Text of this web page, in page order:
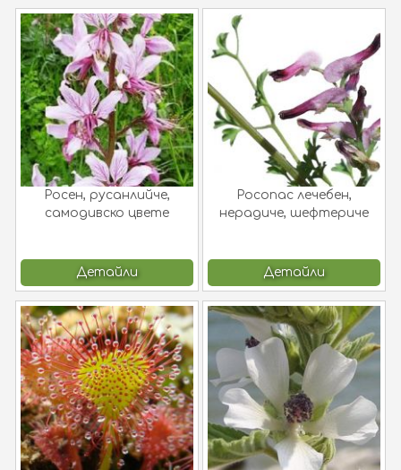
Росен, русанлийче,
самодивско цвете
Детайли
Росопас лечебен,
нерадиче, шефтериче
Детайли